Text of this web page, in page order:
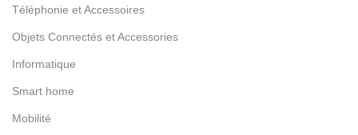
Téléphonie et Accessoires
Objets Connectés et Accessories
Informatique
Smart home
Mobilité